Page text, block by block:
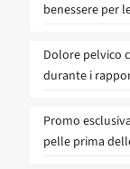
benessere per
Dolore pelvico
durante i
Promo
pelle prima